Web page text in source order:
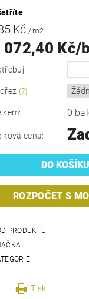
Kč/ m2
072,40 Kč/
(?):
0
cena:
ROZPOČET S
PRODUKTU
Tisk